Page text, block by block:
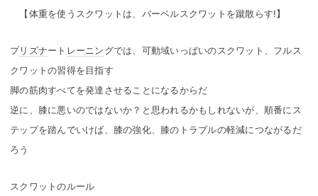
【体重を使うスクワットは、バーベルスクワットを蹴散らす!】
プリズナート レーニングでは、可動域いっぱいのスクワット、フルス
クワットの習得を目指す
脚の筋肉すべてを発達させることになるからだ
逆に、膝に悪いのではないか？と思われるかもしれないが、順番にス
テップを踏んでいけば、膝の強化、膝のトラブルの軽減につながるだ
ろう
スクワットのルール